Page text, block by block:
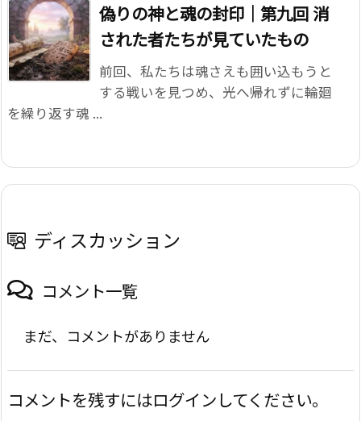
偽りの神と魂の封印｜第九回 消
された者たちが見ていたもの
前回、私たちは魂さえも囲い込もうと
する戦いを見つめ、光へ帰れずに輪廻
を繰り返す魂 ...
ディスカッション
コメント一覧
まだ、コメントがありません
コメントを残すにはログインしてください。